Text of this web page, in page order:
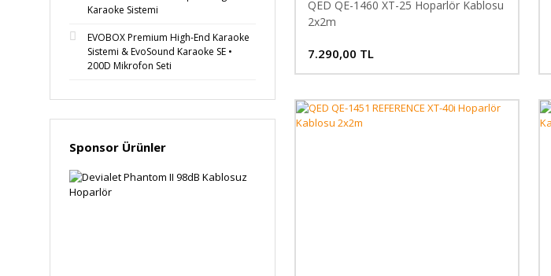
Karaoke Sistemi
EVOBOX Premium High-End Karaoke
Sistemi & EvoSound Karaoke SE •
200D Mikrofon Seti
Sponsor Ürünler
QED QE-1460 XT-25 Hoparlör Kablosu
2x2m
7.290,00 TL